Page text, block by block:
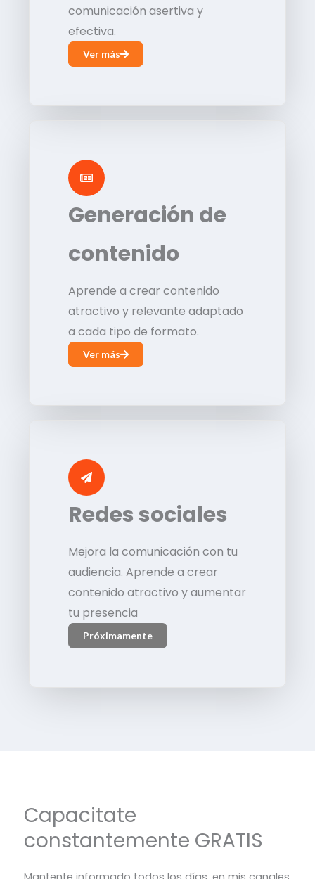
comunicación asertiva y
efectiva.
Ver más
Generación de
contenido
Aprende a crear contenido
atractivo y relevante adaptado
a cada tipo de formato.
Ver más
Redes sociales
Mejora la comunicación con tu
audiencia. Aprende a crear
contenido atractivo y aumentar
tu presencia
Próximamente
Capacitate
constantemente GRATIS